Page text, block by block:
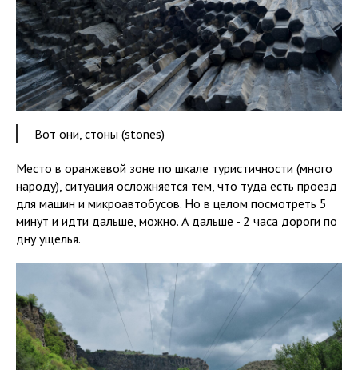
Вот они, стоны (stones)
Место в оранжевой зоне по шкале туристичности (много
народу), ситуация осложняется тем, что туда есть проезд
для машин и микроавтобусов. Но в целом посмотреть 5
минут и идти дальше, можно. А дальше - 2 часа дороги по
дну ущелья.